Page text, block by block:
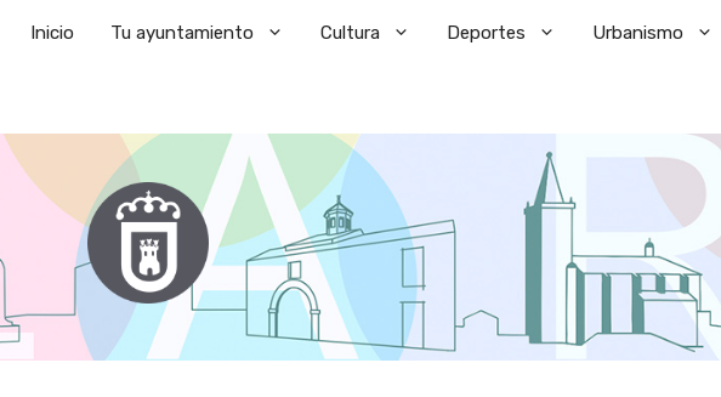
Inicio Tu ayuntamiento Cultura Deportes Urbanismo